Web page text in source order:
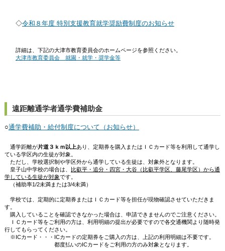
◇令和８年度 特別支援教育就学奨励費制度のお知らせ
詳細は、下記の大津市教育委員会のホームページを参照ください。
大津市教育委員会 就園・就学・奨学金等
遠距離通学者通学費補助金
○通学費補助・給付制度について（お知らせ）
通学距離が片道３ｋｍ以上あり、定期券を購入またはＩＣカード等を利用して通学し
ている学区内の生徒が対象。
ただし、学校選択制や学区外から通学している生徒は、対象外となります。
皇子山中学校の場合は、 比叡平・追分・四宮・大谷（比叡平学区、藤尾学区）から通
学している生徒が対象です。
（補助率1/2未満または3/4未満）
学校では、定期的に定期券またはＩＣカード等を担任が現物確認させていただきま
す。
購入していることを確認できなかった場合は、申請できませんのでご注意ください。
ＩＣカード等をご利用の方は、利用明細の提出が必要ですので各交通機関より随時発
行してもらってください。
※ICカード・・・ICカードの定期券をご購入の方は、上記の利用明細は不要です。
都度払いのICカードをご利用の方のみ対象となります。